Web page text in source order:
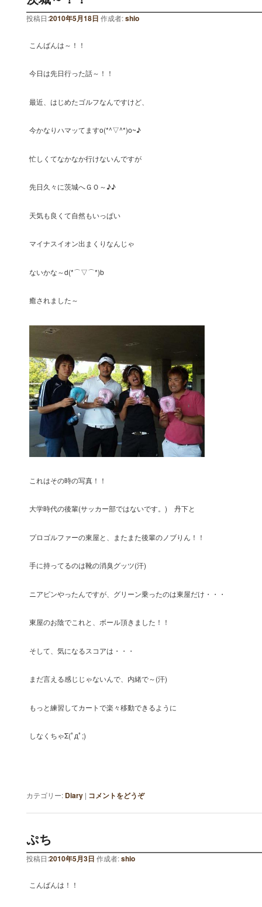
投稿日:2010年5月18日 作成者:shio
こんばんは～！！
今日は先日行った話～！！
最近、はじめたゴルフなんですけど、
今かなりハマッてますo(*^▽^*)o~♪
忙しくてなかなか行けないんですが
先日久々に茨城へＧＯ～♪♪
天気も良くて自然もいっぱい
マイナスイオン出まくりなんじゃ
ないかな～d(*⌒▽⌒*)b
癒されました～
これはその時の写真！！
大学時代の後輩(サッカー部ではないです。) 丹下と
プロゴルファーの東屋と、またまた後輩のノブりん！！
手に持ってるのは靴の消臭グッツ(汗)
ニアピンやったんですが、グリーン乗ったのは東屋だけ・・・
東屋のお陰でこれと、ボール頂きました！！
そして、気になるスコアは・・・
まだ言える感じじゃないんで、内緒で～(汗)
もっと練習してカートで楽々移動できるように
しなくちゃΣ(ﾟдﾟ;)
カテゴリー: Diary | コメントをどうぞ
ぷち
投稿日:2010年5月3日 作成者:shio
こんばんは！！